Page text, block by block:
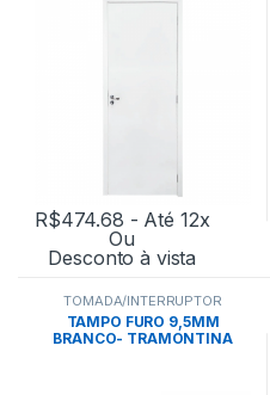
R$474.68 - Até 12x
Ou
Desconto à vista
TOMADA/INTERRUPTOR
TAMPO FURO 9,5MM
BRANCO- TRAMONTINA